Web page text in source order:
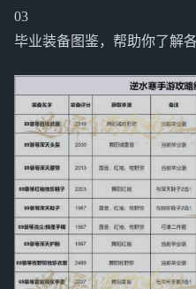
03
毕业装备图鉴，帮助你了解